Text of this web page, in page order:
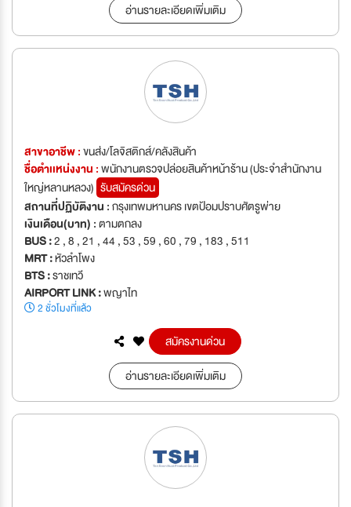
อ่านรายละเอียดเพิ่มเติม
สาขาอาชีพ :ขนส่ง/โลจิสติกส์/คลังสินค้า
ชื่อตำเเหน่งงาน :พนักงานตรวจปล่อยสินค้าหน้าร้าน (ประจำสำนักงาน
ใหญ่หลานหลวง) รับสมัครด่วน
สถานที่ปฏิบัติงาน :กรุงเทพมหานคร เขตป้อมปราบศัตรูพ่าย
เงินเดือน(บาท) :ตามตกลง
BUS :2 , 8 , 21 , 44 , 53 , 59 , 60 , 79 , 183 , 511
MRT :หัวลำโพง
BTS :ราชเทวี
AIRPORT LINK :พญาไท
2 ชั่วโมงที่แล้ว
สมัครงานด่วน
อ่านรายละเอียดเพิ่มเติม